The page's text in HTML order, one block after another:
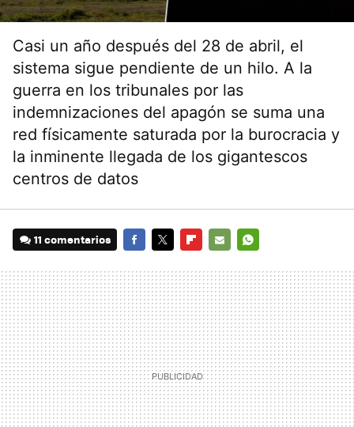
Casi un año después del 28 de abril, el
sistema sigue pendiente de un hilo. A la
guerra en los tribunales por las
indemnizaciones del apagón se suma una
red físicamente saturada por la burocracia y
la inminente llegada de los gigantescos
centros de datos
11 comentarios
MAIL